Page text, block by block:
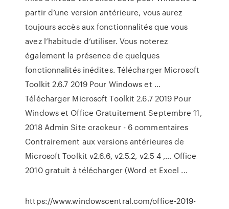
partir d’une version antérieure, vous aurez
toujours accès aux fonctionnalités que vous
avez l’habitude d’utiliser. Vous noterez
également la présence de quelques
fonctionnalités inédites. Télécharger Microsoft
Toolkit 2.6.7 2019 Pour Windows et ...
Télécharger Microsoft Toolkit 2.6.7 2019 Pour
Windows et Office Gratuitement Septembre 11,
2018 Admin Site crackeur - 6 commentaires
Contrairement aux versions antérieures de
Microsoft Toolkit v2.6.6, v2.5.2, v2.5 4 ,… Office
2010 gratuit à télécharger (Word et Excel ...
https://www.windowscentral.com/office-2019-